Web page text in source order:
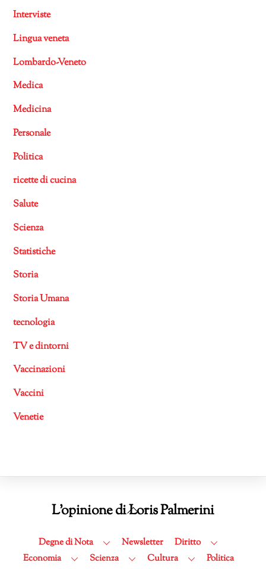
Interviste
Lingua veneta
Lombardo-Veneto
Medica
Medicina
Personale
Politica
ricette di cucina
Salute
Scienza
Statistiche
Storia
Storia Umana
tecnologia
TV e dintorni
Vaccinazioni
Vaccini
Venetie
Back
Top
L'opinione di Loris Palmerini
Degne di Nota Newsletter
Diritto
Economia
Scienza Cultura
Politica